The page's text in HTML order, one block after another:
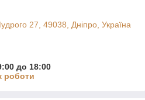
27, 49038, Дніпро, Україна
до 18:00
роботи